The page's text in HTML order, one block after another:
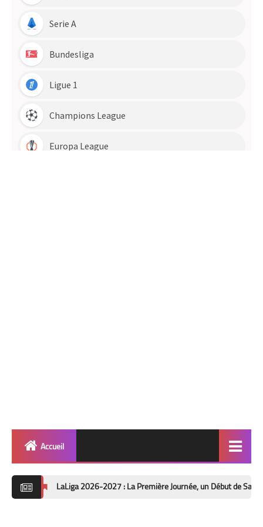
Accueil
LaLiga 2026-2027 : La Première Journée, un Début de Saison sous le